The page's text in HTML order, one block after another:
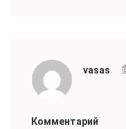
vasas
Комментарий